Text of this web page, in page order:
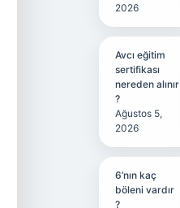
2026
Avcı eğitim
sertifikası
nereden alınır
?
Ağustos 5,
2026
6’nın kaç
böleni vardır
?